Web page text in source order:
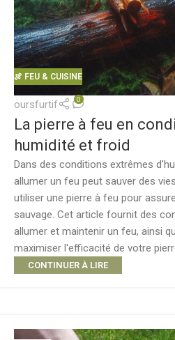
🍖 FEU & CUISINE
oursfurtif 0
La pierre à feu en
humidité et froid
Dans des conditions extrêmes
allumer un feu peut sauver des
utiliser une pierre à feu pour
sauvage. Cet article fournit des
allumer et maintenir un feu, ainsi
maximiser l'efficacité de votre
CONTINUER À LIRE